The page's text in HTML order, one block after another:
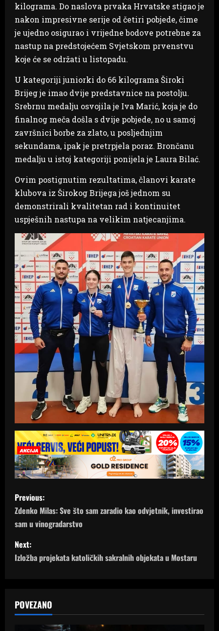
kilograma. Do naslova prvaka Hrvatske stigao je
nakon impresivne serije od četiri pobjede, čime
je ujedno osigurao i vrijedne bodove potrebne za
nastup na predstojećem Svjetskom prvenstvu
koje će se održati u listopadu.
U kategoriji juniorki do 66 kilograma Široki
Brijeg je imao dvije predstavnice na postolju.
Srebrnu medalju osvojila je Iva Marić, koja je do
finalnog meča došla s dvije pobjede, no u samoj
završnici borbe za zlato, u posljednjim
sekundama, ipak je pretrpjela poraz. Brončanu
medalju u istoj kategoriji ponijela je Laura Bilać.
Ovim postignutim rezultatima, članovi karate
klubova iz Širokog Brijega još jednom su
demonstrirali kvalitetan rad i kontinuitet
uspješnih nastupa na velikim natjecanjima.
P
o
s
t
a
v
Previous:
Zdenko Milas: Sve što sam zaradio kao odvjetnik, investirao
sam u vinogradarstvo
Next:
Izložba projekata katoličkih sakralnih objekata u Mostaru
POVEZANO